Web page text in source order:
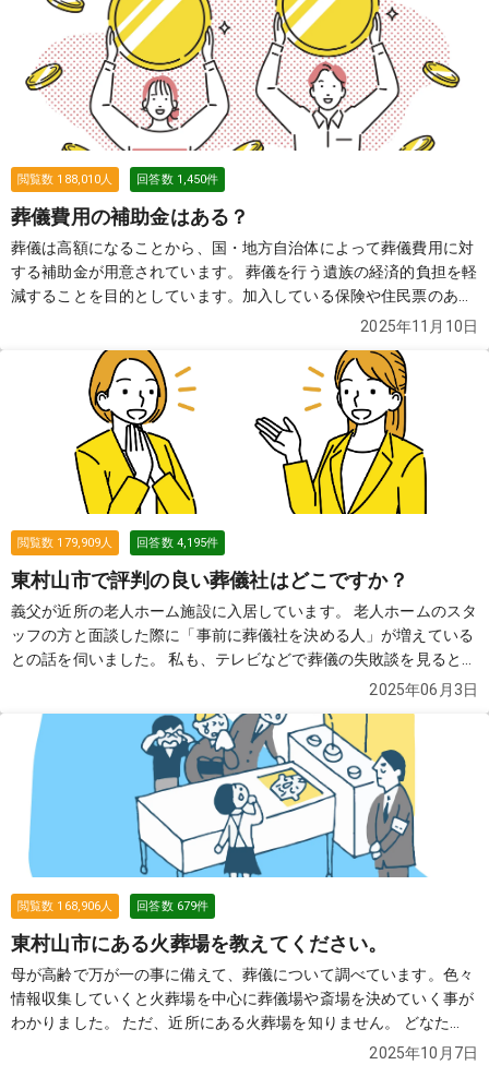
閲覧数 188,010人 回答数 1,450件
葬儀費用の補助金はある？
葬儀は高額になることから、国・地方自治体によって葬儀費用に対
する補助金が用意されています。 葬儀を行う遺族の経済的負担を軽
減することを目的としています。加入している保険や住民票のある
自治体によって、もらえる金額や必要な申請書類などが異なります
2025年11月10日
閲覧数 179,909人 回答数 4,195件
東村山市で評判の良い葬儀社はどこですか？
義父が近所の老人ホーム施設に入居しています。 老人ホームのスタ
ッフの方と面談した際に「事前に葬儀社を決める人」が増えている
との話を伺いました。 私も、テレビなどで葬儀の失敗談を見ると、
事前に葬儀社を把握していた方がいいのかな？と思って、色々調べ
葬儀社を2〜3社教えていただけませんでしょうか？
2025年06月3日
閲覧数 168,906人 回答数 679件
東村山市にある火葬場を教えてください。
母が高齢で万が一の事に備えて、葬儀について調べています。色々
情報収集していくと火葬場を中心に葬儀場や斎場を決めていく事が
わかりました。 ただ、近所にある火葬場を知りません。 どなた
か、近所にある火葬場を教えていただけませんでしょうか？続き
2025年10月7日